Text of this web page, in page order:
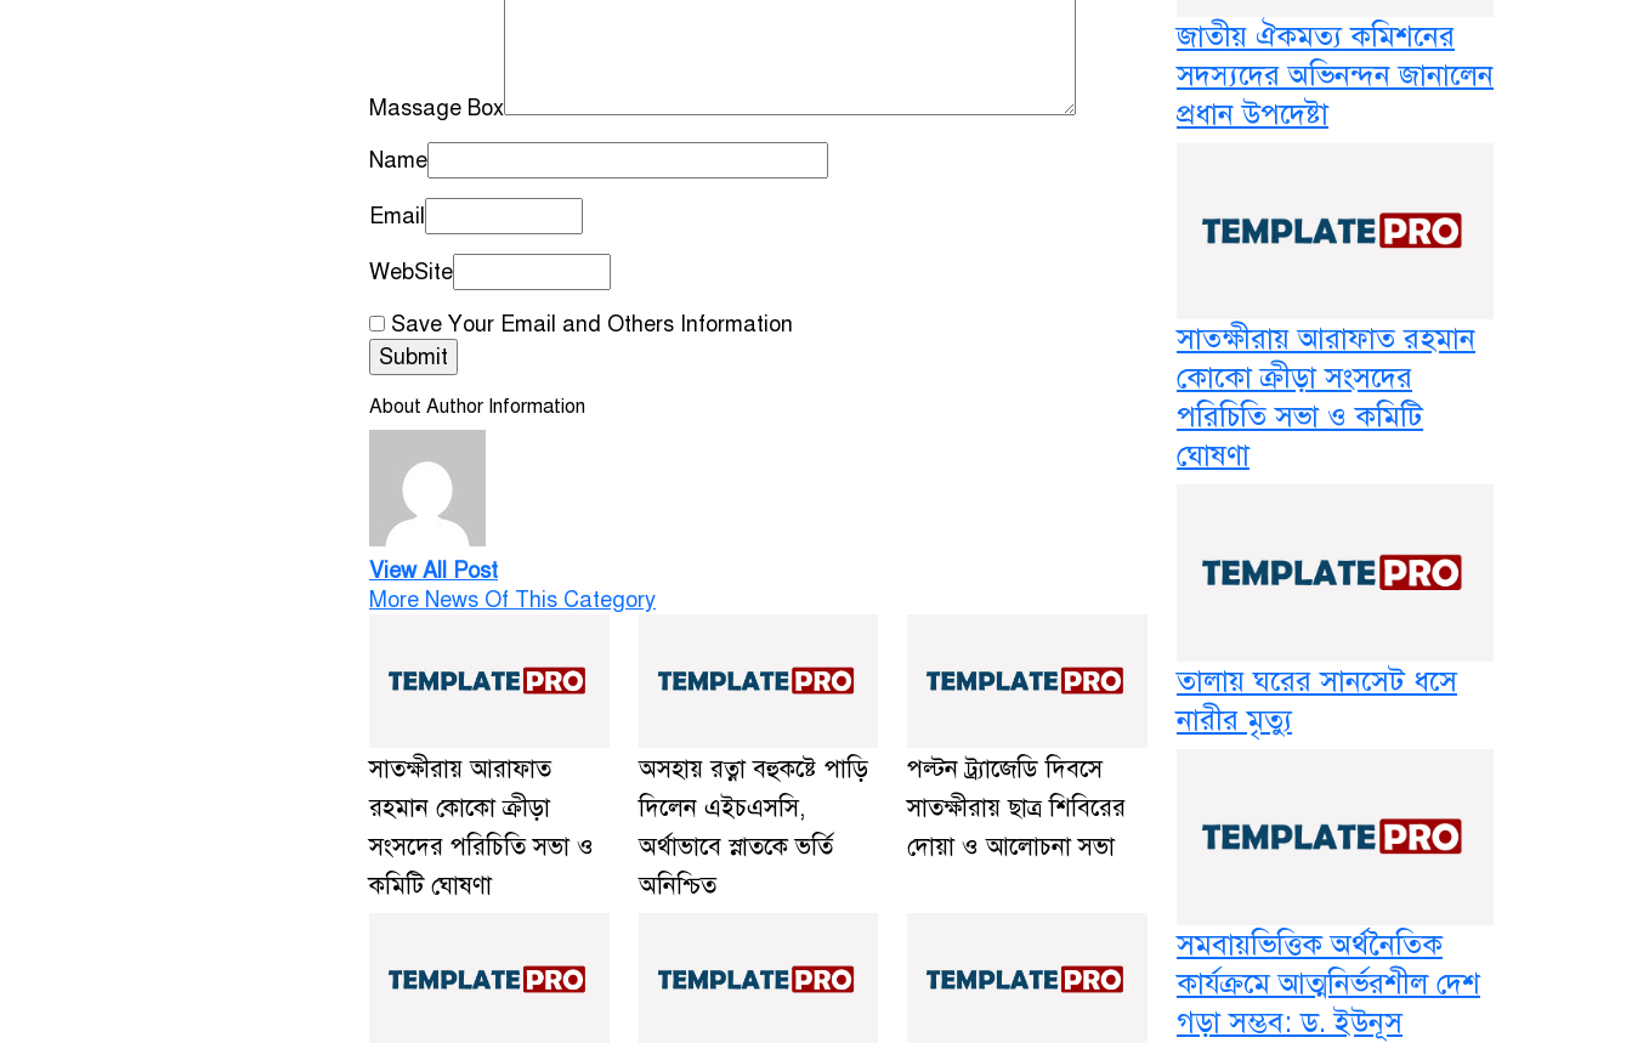
Massage Box
Name
Email
WebSite
Save Your Email and Others Information
About Author Information
View All Post
More News Of This Category
সাতক্ষীরায় আরাফাত
রহমান কোকো ক্রীড়া
সংসদের পরিচিতি সভা ও
কমিটি ঘোষণা
অসহায় রত্না বহুকষ্টে পাড়ি
দিলেন এইচএসসি,
অর্থাভাবে স্নাতকে ভর্তি
অনিশ্চিত
পল্টন ট্র্যাজেডি দিবসে
সাতক্ষীরায় ছাত্র শিবিরের
দোয়া ও আলোচনা সভা
জাতীয় ঐকমত্য কমিশনের
সদস্যদের অভিনন্দন জানালেন
প্রধান উপদেষ্টা
সাতক্ষীরায় আরাফাত রহমান
কোকো ক্রীড়া সংসদের
পরিচিতি সভা ও কমিটি
ঘোষণা
তালায় ঘরের সানসেট ধসে
নারীর মৃত্যু
সমবায়ভিত্তিক অর্থনৈতিক
কার্যক্রমে আত্মনির্ভরশীল দেশ
গড়া সম্ভব: ড. ইউনূস